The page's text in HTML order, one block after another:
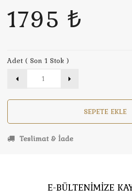
1795 ₺
Adet ( Son 1 Stok )
SEPETE EKLE
Teslimat & İade
E-BÜLTENİMİZE